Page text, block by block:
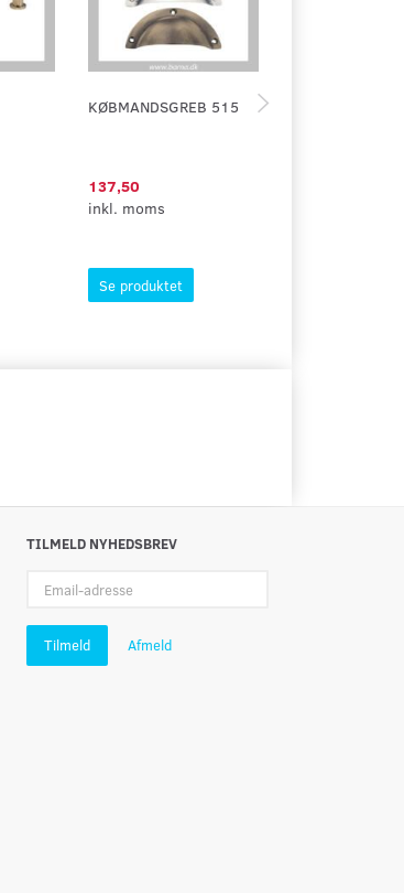
KØBMANDSGREB 515
137,50
inkl. moms
Se produktet
TILMELD NYHEDSBREV
adresse
Tilmeld Afmeld